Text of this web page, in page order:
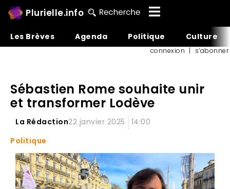
Plurielle.info
Les Brèves Agenda Politique Culture
connexion | s’abonner
Sébastien Rome souhaite unir
et transformer Lodève
La Rédaction22 janvier 2025
14:00
Politique